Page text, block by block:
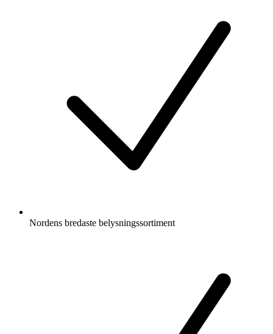
Nordens bredaste belysningssortiment